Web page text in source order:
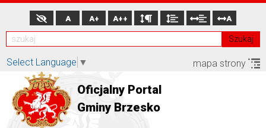
Szukaj
A A+ A++ A
Select Language ▼ mapa strony
Oficjalny Portal
Gminy Brzesko